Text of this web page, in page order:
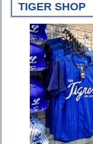
TIGER SHOP